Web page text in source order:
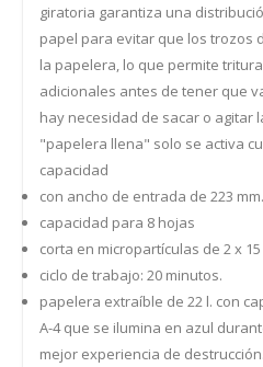
giratoria garantiza una
papel para evitar que los trozos
la papelera, lo que permite
adicionales antes de tener que
hay necesidad de sacar o agitar
"papelera llena" solo se activa
capacidad
con ancho de entrada de 223
capacidad para 8 hojas
corta en micropartículas de 2 x
ciclo de trabajo: 20 minutos.
papelera extraíble de 22 l. con
A-4 que se ilumina en azul
mejor experiencia de destrucción.